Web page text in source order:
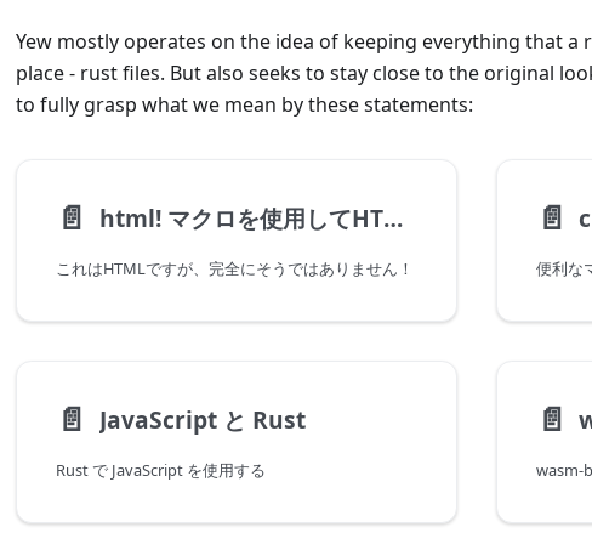
Yew mostly operates on the idea of keeping everything that a
place - rust files. But also seeks to stay close to the original
to fully grasp what we mean by these statements:
📄️ html! マクロを使用してHTMLを処理する
これはHTMLですが、完全にそうではありません！
📄️
便利な
📄️ JavaScript と Rust
Rust で JavaScript を使用する
📄️